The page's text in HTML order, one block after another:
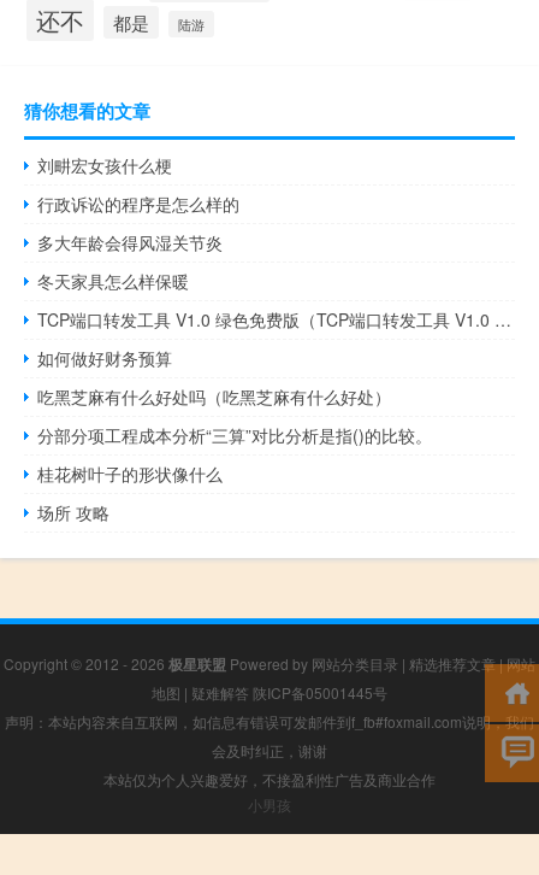
还不
都是 陆游
猜你想看的文章
刘畊宏女孩什么梗
行政诉讼的程序是怎么样的
多大年龄会得风湿关节炎
冬天家具怎么样保暖
TCP端口转发工具 V1.0 绿色免费版（TCP端口转发工具 V1.0 绿色免费版功能简介）
如何做好财务预算
吃黑芝麻有什么好处吗（吃黑芝麻有什么好处）
分部分项工程成本分析“三算”对比分析是指()的比较。
桂花树叶子的形状像什么
场所 攻略
Copyright © 2012 - 2026 极星联盟 Powered by 网站分类目录 | 精选推荐文章|网站
地图 | 疑难解答 陕ICP备05001445号
声明：本站内容来自互联网，如信息有错误可发邮件到f_fb#foxmail.com说明，我们
会及时纠正，谢谢
本站仅为个人兴趣爱好，不接盈利性广告及商业合作
小男孩